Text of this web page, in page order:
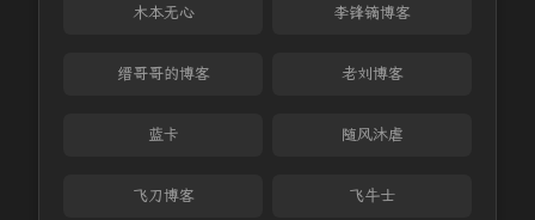
木本无心 李锋镝博客
缙哥哥的博客 老刘博客
蓝卡 随风沐虐
飞刀博客 飞牛士